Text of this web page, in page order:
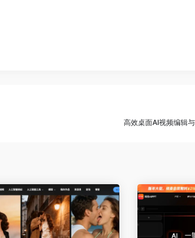
高效桌面AI视频编辑